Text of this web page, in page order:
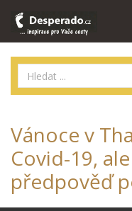
Vánoce v
Covid-19,
předpověď